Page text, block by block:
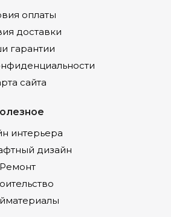
оплаты
доставки
гарантии
сайта
интерьера
дизайн
Ремонт